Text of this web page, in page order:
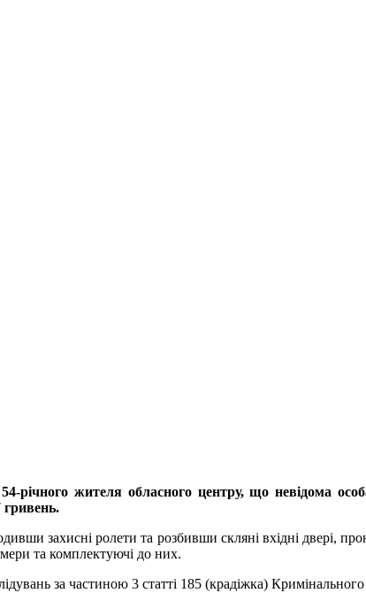
річного жителя обласного центру, що невідома
гривень.
захисні ролети та розбивши скляні вхідні двері,
та комплектуючі до них.
за частиною 3 статті 185 (крадіжка)